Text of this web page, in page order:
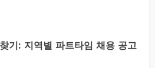
기: 지역별 파트타임 채용 공고